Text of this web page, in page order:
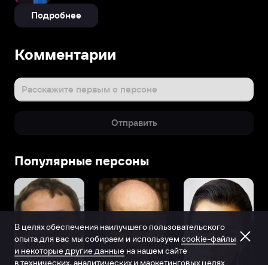
Подробнее
Комментарии
Расскажите первым о персоне
Отправить
Популярные персоны
В целях обеспечения наилучшего пользовательского
опыта для вас мы собираем и используем cookie-файлы
и некоторые другие данные на нашем сайте
в технических, аналитических и маркетинговых целях.